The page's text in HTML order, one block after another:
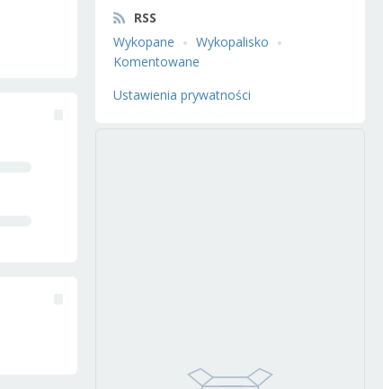
RSS
Wykopane
Wykopalisko
Komentowane
Ustawienia prywatności